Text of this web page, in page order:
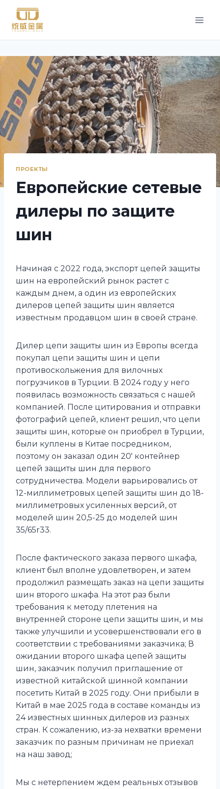
Перейти
контенту
ПРОЕКТЫ
Европейские сетевые
дилеры по защите
шин
Начиная с 2022 года, экспорт цепей защиты
шин на европейский рынок растет с
каждым днем, а один из европейских
дилеров цепей защиты шин является
известным продавцом шин в своей стране.
Дилер цепи защиты шин из Европы всегда
покупал цепи защиты шин и цепи
противоскольжения для вилочных
погрузчиков в Турции. В 2024 году у него
появилась возможность связаться с нашей
компанией. После цитирования и отправки
фотографий цепей, клиент решил, что цепи
защиты шин, которые он приобрел в Турции,
были куплены в Китае посредником,
поэтому он заказал один 20′ контейнер
цепей защиты шин для первого
сотрудничества. Модели варьировались от
12-миллиметровых цепей защиты шин до 18-
миллиметровых усиленных версий, от
моделей шин 20,5-25 до моделей шин
35/65r33.
После фактического заказа первого шкафа,
клиент был вполне удовлетворен, и затем
продолжил размещать заказ на цепи защиты
шин второго шкафа. На этот раз были
требования к методу плетения на
внутренней стороне цепи защиты шин, и мы
также улучшили и усовершенствовали его в
соответствии с требованиями заказчика; В
ожидании второго шкафа цепей защиты
шин, заказчик получил приглашение от
известной китайской шинной компании
посетить Китай в 2025 году. Они прибыли в
Китай в мае 2025 года в составе команды из
24 известных шинных дилеров из разных
стран. К сожалению, из-за нехватки времени
заказчик по разным причинам не приехал
на наш завод;
Мы с нетерпением ждем реальных отзывов